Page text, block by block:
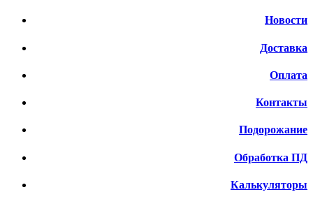
Новости
Доставка
Оплата
Контакты
Подорожание
Обработка ПД
Калькуляторы